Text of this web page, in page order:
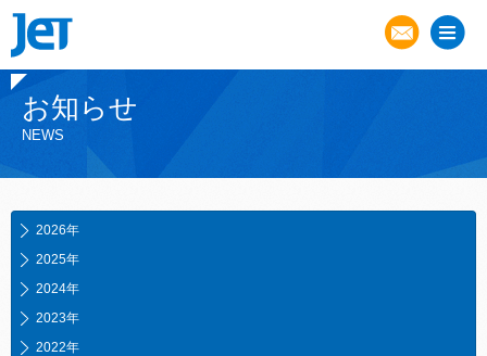
お知らせ
NEWS
2026年
2025年
2024年
2023年
2022年